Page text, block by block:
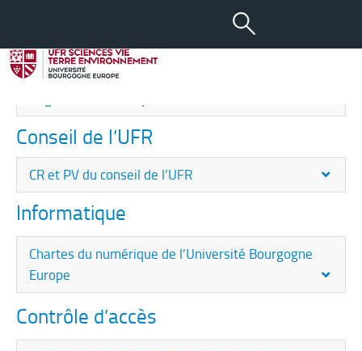
Documents à télécharger
Départements d’enseignement
Conseil de l’UFR
CR et PV du conseil de l’UFR
Informatique
Chartes du numérique de l’Université Bourgogne
Europe
Contrôle d’accès